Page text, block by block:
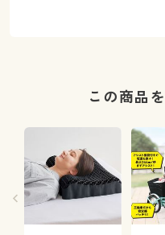
この商品